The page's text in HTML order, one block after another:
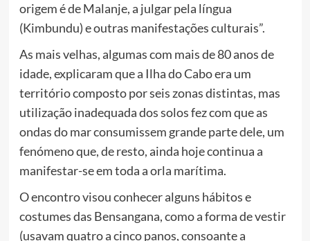
origem é de Malanje, a julgar pela língua
(Kimbundu) e outras manifestações culturais”.
As mais velhas, algumas com mais de 80 anos de
idade, explicaram que a Ilha do Cabo era um
território composto por seis zonas distintas, mas
utilização inadequada dos solos fez com que as
ondas do mar consumissem grande parte dele, um
fenómeno que, de resto, ainda hoje continua a
manifestar-se em toda a orla marítima.
O encontro visou conhecer alguns hábitos e
costumes das Bensangana, como a forma de vestir
(usavam quatro a cinco panos, consoante a